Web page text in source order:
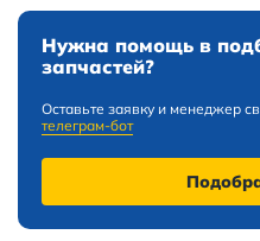
Нужна помощь в
запчастей?
Оставьте заявку и менеджер
телеграм-бот